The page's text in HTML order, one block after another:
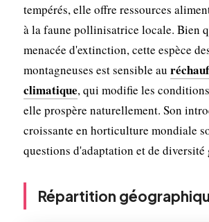
tempérés, elle offre ressources
à la faune pollinisatrice locale. Bien
menacée d'extinction, cette espèce
montagneuses est sensible au
climatique, qui modifie les
elle prospère naturellement. Son
croissante en horticulture mondiale
questions d'adaptation et de diversité
Répartition